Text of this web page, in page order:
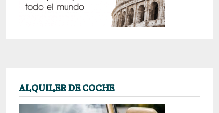
ALQUILER DE COCHE